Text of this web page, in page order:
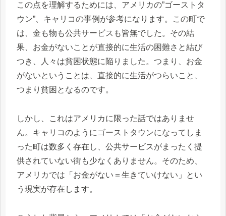
この点を理解するためには、アメリカの”ゴーストタ
ウン”、キャリコの事例が参考になります。この町で
は、金も物も公共サービスも皆無でした。その結
果、お金がないことが直接的に生活の困難さと結び
つき、人々は貧困状態に陥りました。つまり、お金
がないということは、直接的に生活がつらいこと、
つまり貧困となるのです。
しかし、これはアメリカに限った話ではありませ
ん。キャリコのようにゴーストタウンになってしま
った町は数多く存在し、公共サービスがまったく提
供されていない街も少なくありません。そのため、
アメリカでは「お金がない＝生きていけない」とい
う現実が存在します。